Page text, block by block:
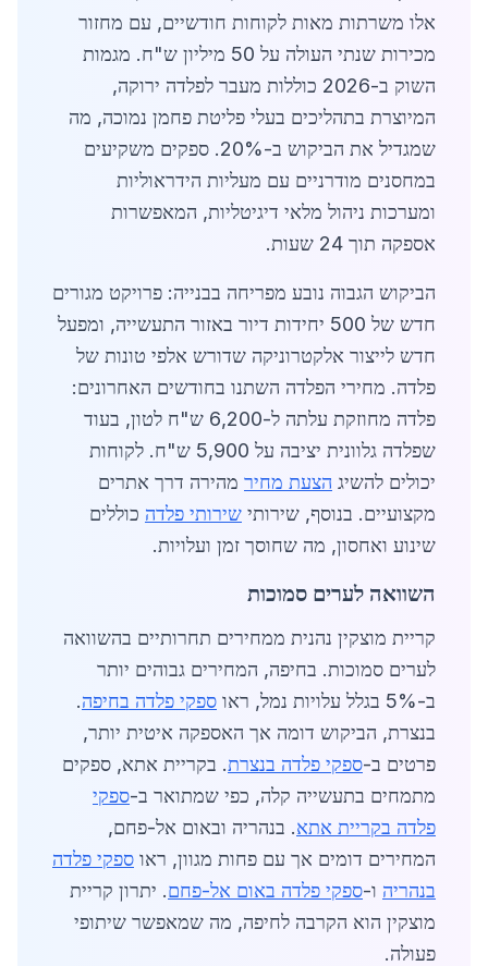
אלו משרתות מאות לקוחות חודשיים, עם מחזור
מכירות שנתי העולה על 50 מיליון ש"ח. מגמות
השוק ב-2026 כוללות מעבר לפלדה ירוקה,
המיוצרת בתהליכים בעלי פליטת פחמן נמוכה, מה
שמגדיל את הביקוש ב-20%. ספקים משקיעים
במחסנים מודרניים עם מעליות הידראוליות
ומערכות ניהול מלאי דיגיטליות, המאפשרות
אספקה תוך 24 שעות.
הביקוש הגבוה נובע מפריחה בבנייה: פרויקט מגורים
חדש של 500 יחידות דיור באזור התעשייה, ומפעל
חדש לייצור אלקטרוניקה שדורש אלפי טונות של
פלדה. מחירי הפלדה השתנו בחודשים האחרונים:
פלדה מחוזקת עלתה ל-6,200 ש"ח לטון, בעוד
שפלדה גלוונית יציבה על 5,900 ש"ח. לקוחות
יכולים להשיג הצעת מחיר מהירה דרך אתרים
מקצועיים. בנוסף, שירותי שירותי פלדה כוללים
שינוע ואחסון, מה שחוסך זמן ועלויות.
השוואה לערים סמוכות
קריית מוצקין נהנית ממחירים תחרותיים בהשוואה
לערים סמוכות. בחיפה, המחירים גבוהים יותר
ב-5% בגלל עלויות נמל, ראו
ספקי פלדה בחיפה.
בנצרת, הביקוש דומה אך האספקה איטית יותר,
פרטים ב-ספקי פלדה בנצרת. בקריית אתא, ספקים
מתמחים בתעשייה קלה, כפי שמתואר ב-ספקי
פלדה בקריית אתא. בנהריה ובאום אל-פחם,
המחירים דומים אך עם פחות מגוון, ראו ספקי פלדה
בנהריה ו-ספקי פלדה באום אל-פחם. יתרון קריית
מוצקין הוא הקרבה לחיפה, מה שמאפשר שיתופי
פעולה.